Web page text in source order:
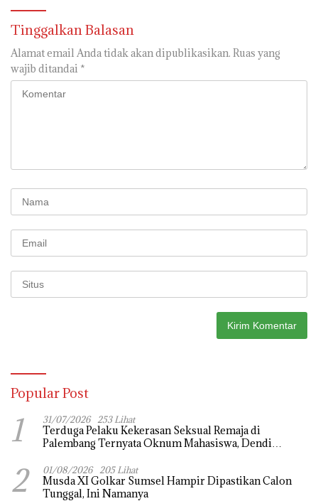
Tinggalkan Balasan
Alamat email Anda tidak akan dipublikasikan. Ruas yang
wajib ditandai *
Popular Post
1 31/07/2026 253 Lihat
Terduga Pelaku Kekerasan Seksual Remaja di
Palembang Ternyata Oknum Mahasiswa, Dendi
2 01/08/2026 205 Lihat
Musda XI Golkar Sumsel Hampir Dipastikan Calon
Tunggal, Ini Namanya